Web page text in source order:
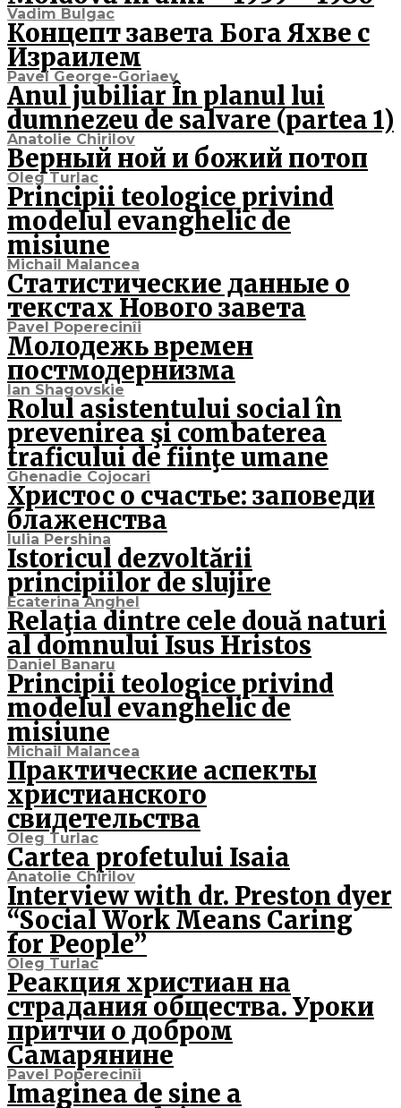
Vadim Bulgac
Концепт завета Бога Яхве с
Израилем
Pavel George-Goriaev
Anul jubiliar În planul lui
dumnezeu de salvare (partea 1)
Anatolie Chirilov
Верный ной и божий потоп
Oleg Turlac
Principii teologice privind
modelul evanghelic de
misiune
Michail Malancea
Статистические данные о
текстах Нового завета
Pavel Poperecinîi
Молодежь времен
постмодернизма
Ian Shagovskie
Rolul asistentului social în
prevenirea şi combaterea
traficului de fiinţe umane
Ghenadie Cojocari
Христос о счастье: заповеди
блаженства
Iulia Pershina
Istoricul dezvoltării
principiilor de slujire
Ecaterina Anghel
Relaţia dintre cele două naturi
al domnului Isus Hristos
Daniel Banaru
Principii teologice privind
modelul evanghelic de
misiune
Michail Malancea
Практические аспекты
христианского
свидетельства
Oleg Turlac
Cartea profetului Isaia
Anatolie Chirilov
Interview with dr. Preston dyer
“Social Work Means Caring
for People”
Oleg Turlac
Реакция христиан на
страдания общества. Уроки
притчи о добром
Cамарянине
Pavel Poperecinîi
Imaginea de sine a